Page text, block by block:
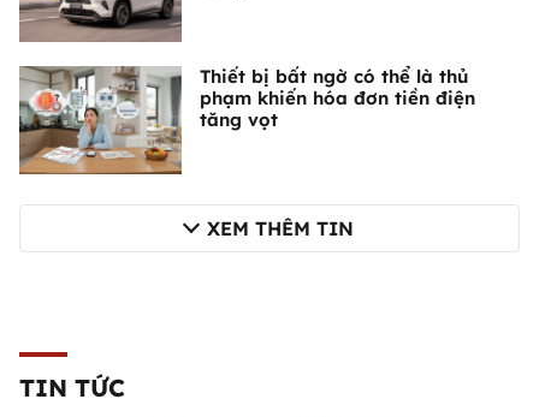
Thiết bị bất ngờ có thể là thủ
phạm khiến hóa đơn tiền điện
tăng vọt
XEM THÊM TIN
TIN TỨC